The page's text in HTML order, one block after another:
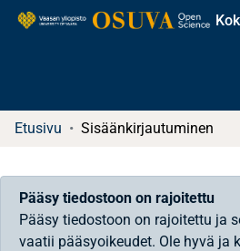
Etusivu Sisäänkirjautuminen
Pääsy tiedostoon on rajoitettu
Pääsy tiedostoon on rajoitettu ja
vaatii pääsyoikeudet. Ole hyvä ja